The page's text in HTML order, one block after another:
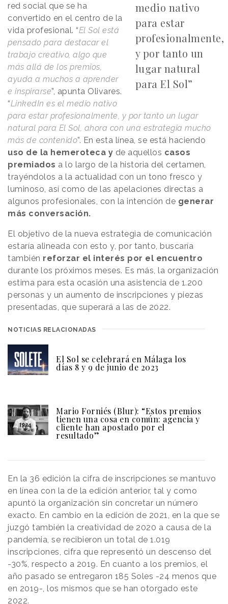
medio nativo
para estar
profesionalmente,
y por tanto un
lugar natural
para El Sol”
red social que se ha
convertido en el centro de la
vida profesional. “El Sol está
pensado para destacar el
trabajo creativo, algo que
más allá de los premios,
ayuda a muchos a aprender
e inspirarse”, apunta Olivares.
“LinkedIn es el medio nativo
para estar profesionalmente, y por tanto un lugar
natural para El Sol, ahora con una estrategia mucho
más de contenido”. En esta línea, se está haciendo
uso de la hemeroteca y de aquellos casos
premiados a lo largo de la historia del certamen,
trayéndolos a la actualidad con un tono fresco y
luminoso, así como de las apelaciones directas a
algunos profesionales, con la intención de generar
más conversación.
El objetivo de la nueva estrategia de comunicación
estaría alineada con esto y, por tanto, buscaría
también reforzar el interés por el encuentro
durante los próximos meses. Es más, la organización
estima para esta ocasión una asistencia de 1.200
personas y un aumento de inscripciones y piezas
presentadas, que superará a las de 2022.
NOTICIAS RELACIONADAS
El Sol se celebrará en Málaga los
días 8 y 9 de junio de 2023
Mario Forniés (Blur): “Estos premios
tienen una cosa en común: agencia y
cliente han apostado por el
resultado”
En la 36 edición la cifra de inscripciones se mantuvo
en línea con la de la edición anterior, tal y como
apuntó la organización sin concretar un número
exacto. En cambio en la edición de 2021, en la que se
juzgó también la creatividad de 2020 a causa de la
pandemia, se recibieron un total de 1.019
inscripciones, cifra que representó un descenso del
-30%, respecto a 2019. En cuanto a los premios, el
año pasado se entregaron 185 Soles -24 menos que
en 2019-, los mismos que se han otorgado este
2022.